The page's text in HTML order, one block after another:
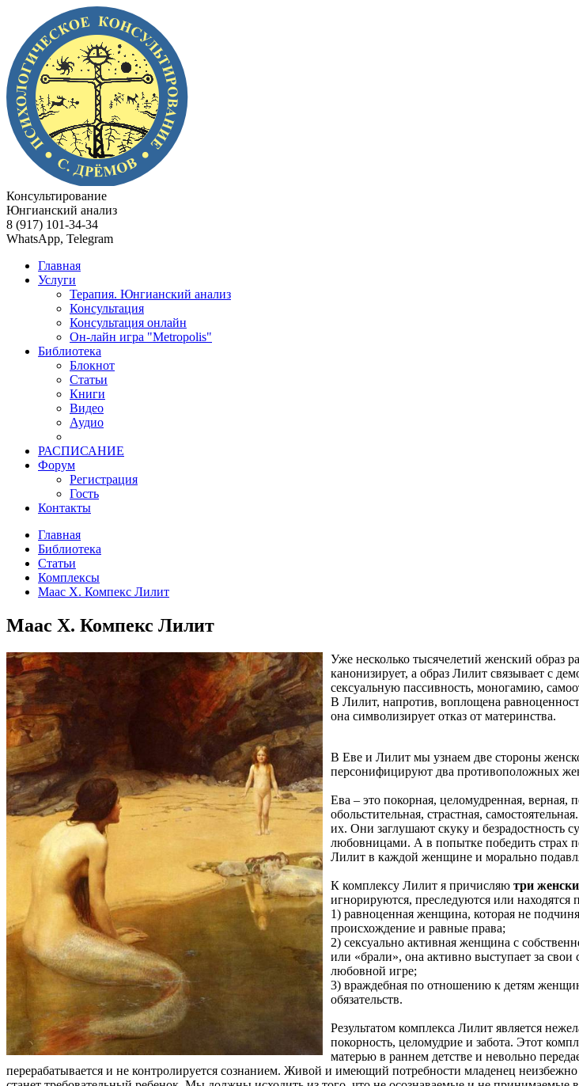
Консультирование
Юнгианский анализ
8 (917) 101-34-34
WhatsApp, Telegram
Главная
Услуги
Терапия. Юнгианский анализ
Консультация
Консультация онлайн
Он-лайн игра "Metropolis"
Библиотека
Блокнот
Статьи
Книги
Видео
Аудио
РАСПИСАНИЕ
Форум
Регистрация
Гость
Контакты
Главная
Библиотека
Статьи
Комплексы
Маас Х. Компекс Лилит
Маас Х. Компекс Лилит
Уже несколько тысячелетий женский образ
канонизирует, а образ Лилит связывает с
сексуальную пассивность, моногамию,
В Лилит, напротив, воплощена
она символизирует отказ от материнства.
В Еве и Лилит мы узнаем две стороны
персонифицируют два противоположных
Ева – это покорная, целомудренная,
обольстительная, страстная,
их. Они заглушают скуку и безрадостность
любовницами. А в попытке победить страх
Лилит в каждой женщине и морально
К комплексу Лилит я причисляю три
игнорируются, преследуются или находятся
1) равноценная женщина, которая не
происхождение и равные права;
2) сексуально активная женщина с
или «брали», она активно выступает за
любовной игре;
3) враждебная по отношению к детям
обязательств.
Результатом комплекса Лилит является
покорность, целомудрие и забота. Этот
матерью в раннем детстве и невольно
перерабатывается и не контролируется сознанием. Живой и имеющий потребности младенец